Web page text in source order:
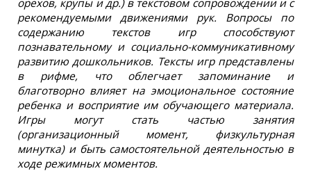
орехов, крупы и др.) в текстовом сопровождении и с
рекомендуемыми движениями рук. Вопросы по
содержанию текстов игр способствуют
познавательному и социально-коммуникативному
развитию дошкольников. Тексты игр представлены
в рифме, что облегчает запоминание и
благотворно влияет на эмоциональное состояние
ребенка и восприятие им обучающего материала.
Игры могут стать частью занятия
(организационный момент, физкультурная
минутка) и быть самостоятельной деятельностью в
ходе режимных моментов.